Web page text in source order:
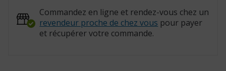
Commandez en ligne et rendez-vous chez un
revendeur proche de chez vous pour payer
et récupérer votre commande.